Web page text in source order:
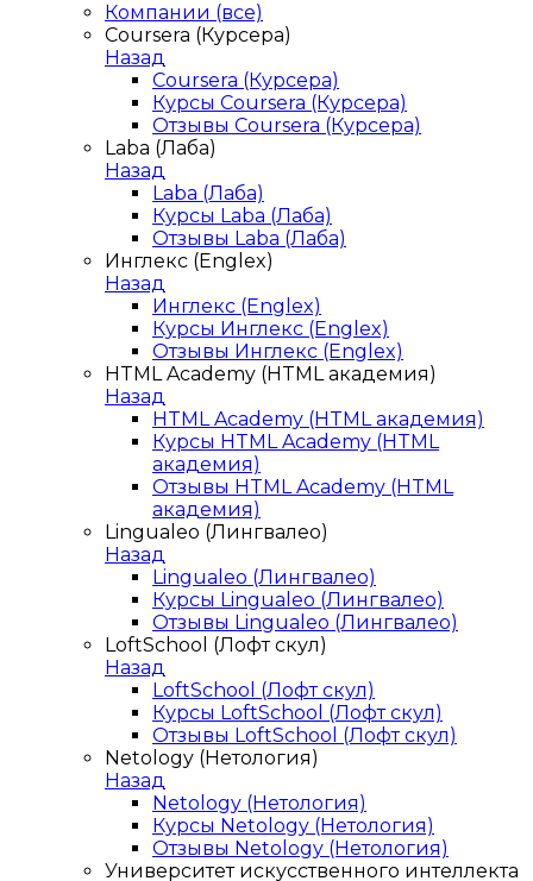
Компании (все)
Coursera (Курсера)
Назад
Coursera (Курсера)
Курсы Coursera (Курсера)
Отзывы Coursera (Курсера)
Laba (Лаба)
Назад
Laba (Лаба)
Курсы Laba (Лаба)
Отзывы Laba (Лаба)
Инглекс (Englex)
Назад
Инглекс (Englex)
Курсы Инглекс (Englex)
Отзывы Инглекс (Englex)
HTML Academy (HTML академия)
Назад
HTML Academy (HTML академия)
Курсы HTML Academy (HTML
академия)
Отзывы HTML Academy (HTML
академия)
Lingualeo (Лингвалео)
Назад
Lingualeo (Лингвалео)
Курсы Lingualeo (Лингвалео)
Отзывы Lingualeo (Лингвалео)
LoftSchool (Лофт скул)
Назад
LoftSchool (Лофт скул)
Курсы LoftSchool (Лофт скул)
Отзывы LoftSchool (Лофт скул)
Netology (Нетология)
Назад
Netology (Нетология)
Курсы Netology (Нетология)
Отзывы Netology (Нетология)
Университет искусственного интеллекта